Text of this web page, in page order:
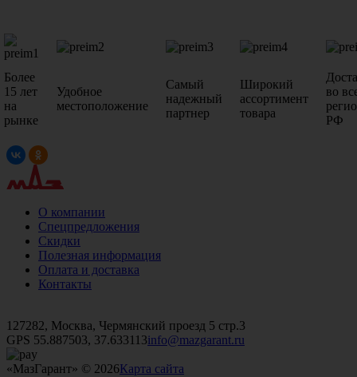
Более
15 лет
на
рынке
Удобное
местоположение
Самый
надежный
партнер
Широкий
ассортимент
товара
во
РФ
О компании
Спецпредложения
Скидки
Полезная информация
Оплата и доставка
Контакты
127282, Москва, Чермянский проезд 5 стр.3
GPS 55.887503, 37.633113info@mazgarant.ru
«МазГарант» © 2026Карта сайта